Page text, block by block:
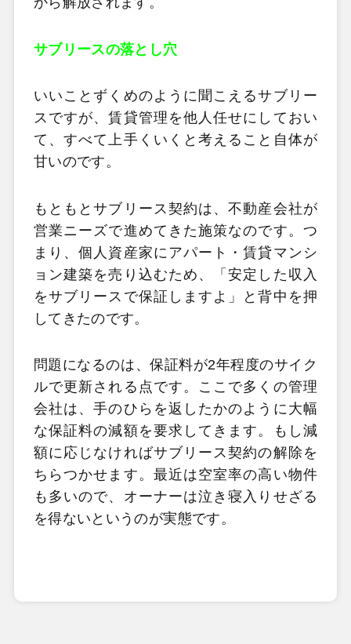
サブリースの落とし穴
いいことずくめのように聞こえるサブリー
スですが、賃貸管理を他人任せにしておい
て、すべて上手くいくと考えること自体が
甘いのです。
もともとサブリース契約は、不動産会社が
営業ニーズで進めてきた施策なのです。つ
まり、個人資産家にアパート・賃貸マンシ
ョン建築を売り込むため、「安定した収入
をサブリースで保証しますよ」と背中を押
してきたのです。
問題になるのは、保証料が2年程度のサイク
ルで更新される点です。ここで多くの管理
会社は、手のひらを返したかのように大幅
な保証料の減額を要求してきます。もし減
額に応じなければサブリース契約の解除を
ちらつかせます。最近は空室率の高い物件
も多いので、オーナーは泣き寝入りせざる
を得ないというのが実態です。